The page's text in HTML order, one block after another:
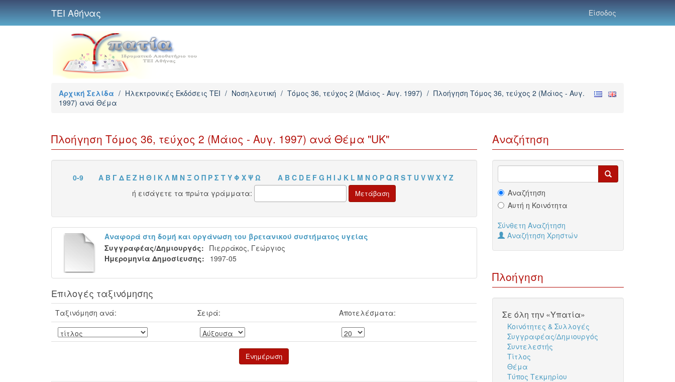
ΤΕΙ Αθήνας Είσοδος
Αρχική Σελίδα / Ηλεκτρονικές Εκδόσεις TEI / Νοσηλευτική / Τόμος 36, τεύχος 2 (Μάιος - Αυγ. 1997) / Πλοήγηση Τόμος 36, τεύχος 2 (Μάιος - Αυγ.
1997) ανά Θέμα
Πλοήγηση Τόμος 36, τεύχος 2 (Μάιος - Αυγ. 1997) ανά Θέμα "UK"
0-9 Α Β Γ Δ Ε Ζ Η Θ Ι Κ Λ Μ Ν Ξ Ο Π Ρ Σ Τ Υ Φ Χ Ψ Ω A B C D E F G H I J K L M N O P Q R S T U V W X Y Z
ή εισάγετε τα πρώτα γράμματα:
Αναφορά στη δομή και οργάνωση του βρετανικού συστήματος υγείας
Συγγραφέας/Δημιουργός: Πιερράκος, Γεώργιος
Ημερομηνία Δημοσίευσης:
1997-05
Επιλογές ταξινόμησης
Ταξινόμηση ανά: Σειρά: Αποτελέσματα:
Αναζήτηση
Αναζήτηση
Αυτή η Κοινότητα
Σύνθετη Αναζήτηση
Αναζήτηση Χρηστών
Πλοήγηση
Σε όλη την «Υπατία»
Κοινότητες & Συλλογές
Συγγραφέας/Δημιουργός
Συντελεστής
Τίτλος
Θέμα
Τύπος Τεκμηρίου